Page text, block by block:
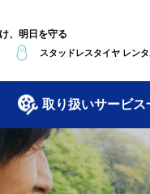
、明日を守る
スタッドレスタイヤ レン
取り扱いサービス